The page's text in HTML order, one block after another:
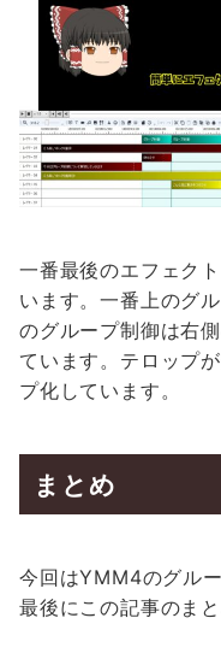
一番最後のエフェク
います。一番上のグ
のグループ制御は右
ています。テロップ
プ化しています。
まとめ
今回はYMM4のグル
最後にこの記事のまと